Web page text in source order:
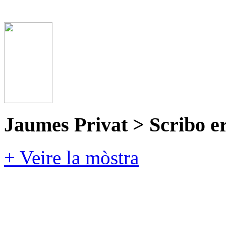
Jaumes Privat > Scribo
+ Veire la mòstra